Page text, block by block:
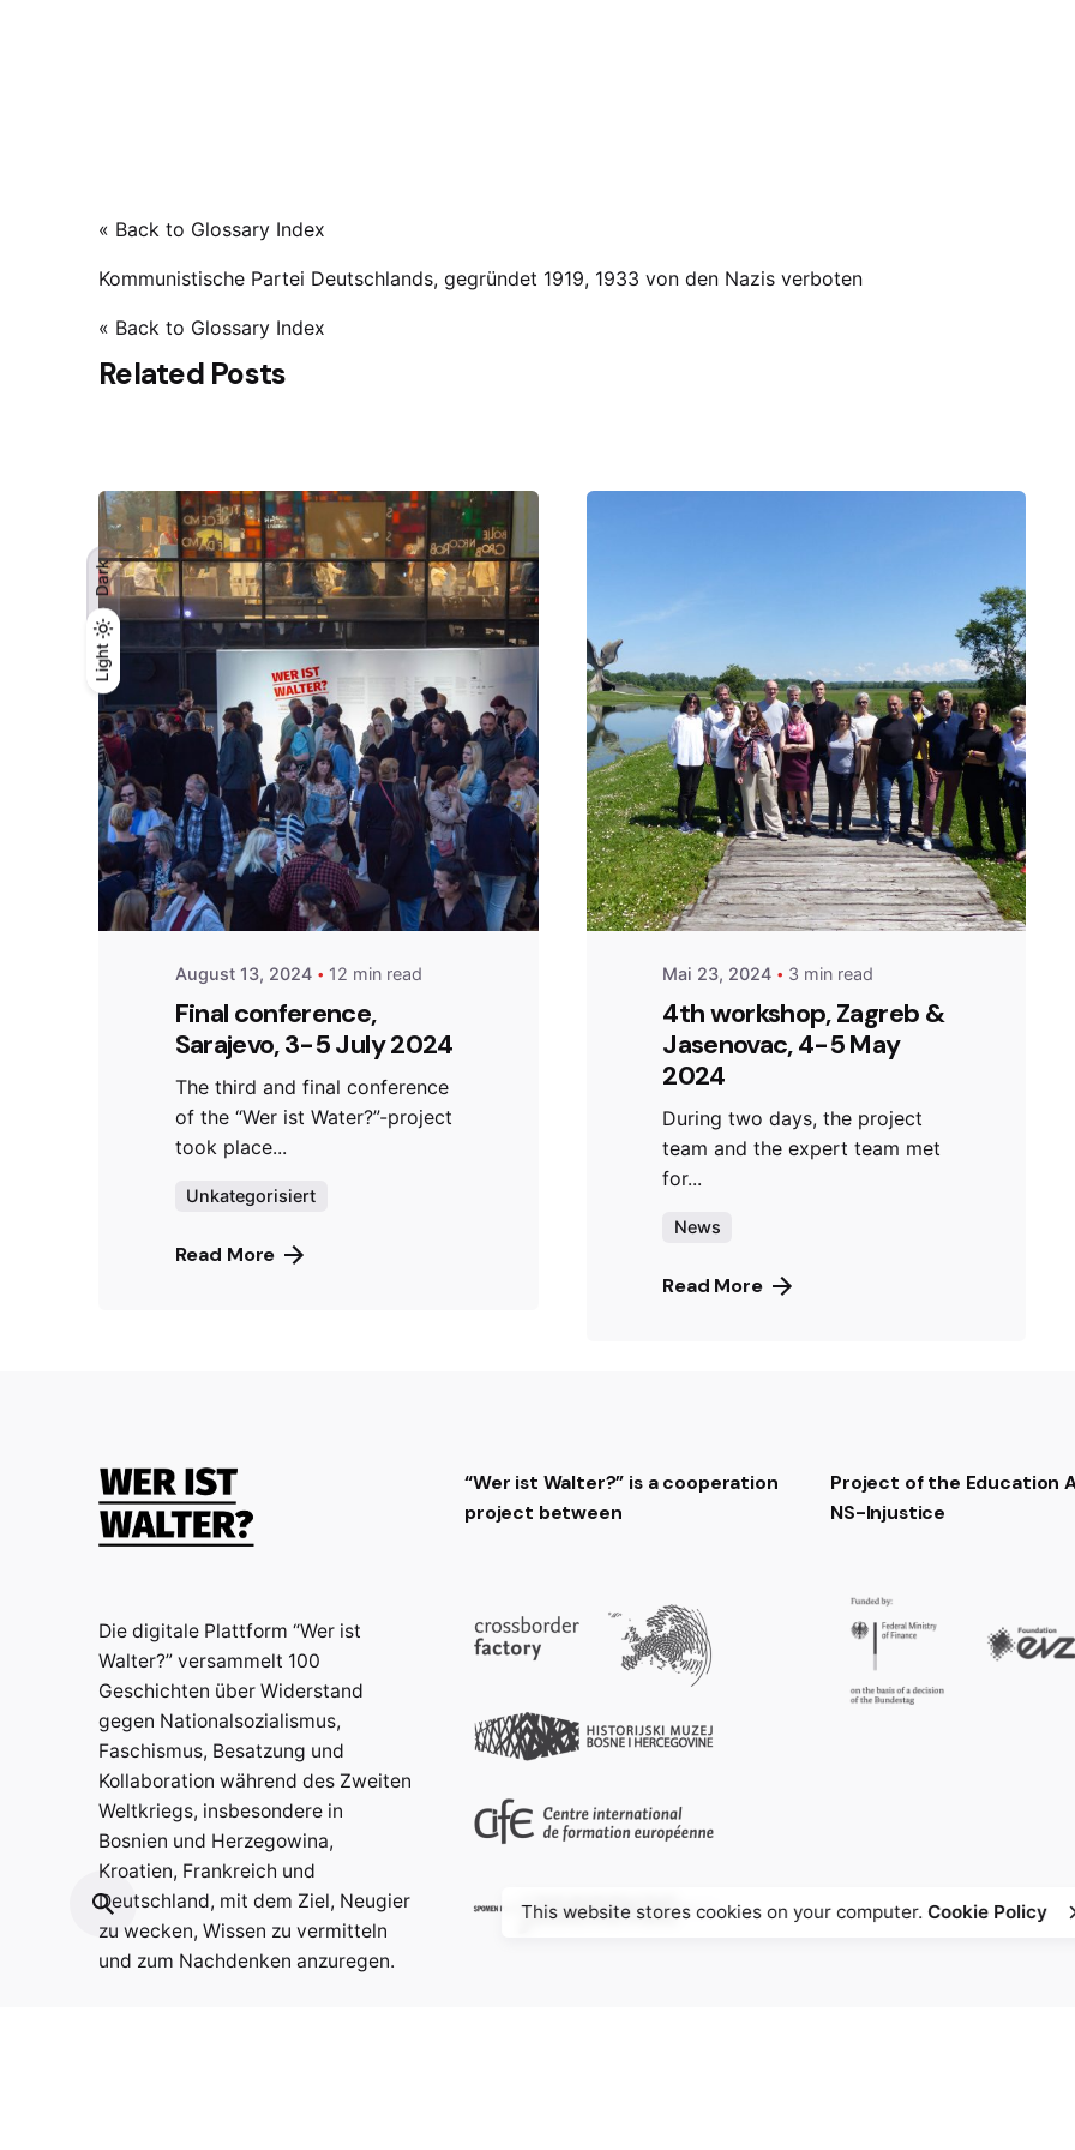
Light
Dark
Light
Dark
« Back to Glossary Index
Kommunistische Partei Deutschlands, gegründet 1919, 1933 von den Nazis verboten
« Back to Glossary Index
Related Posts
Posted by
admin
August 13, 2024 12 min read
Final conference,
Sarajevo, 3-5 July 2024
The third and final conference
of the “Wer ist Water?”-project
took place...
Unkategorisiert
Read More
Posted by
admin
Mai 23, 2024 3 min read
4th workshop, Zagreb &
Jasenovac, 4-5 May
2024
During two days, the project
team and the expert team met
for...
News
Read More
Die digitale Plattform “Wer ist
Walter?” versammelt 100
Geschichten über Widerstand
gegen Nationalsozialismus,
Faschismus, Besatzung und
Kollaboration während des Zweiten
Weltkriegs, insbesondere in
Bosnien und Herzegowina,
Kroatien, Frankreich und
Deutschland, mit dem Ziel, Neugier
zu wecken, Wissen zu vermitteln
und zum Nachdenken anzuregen.
“Wer ist Walter?” is a cooperation
project between
Project of the Education
NS-Injustice
This website stores cookies on your computer.Cookie Policy